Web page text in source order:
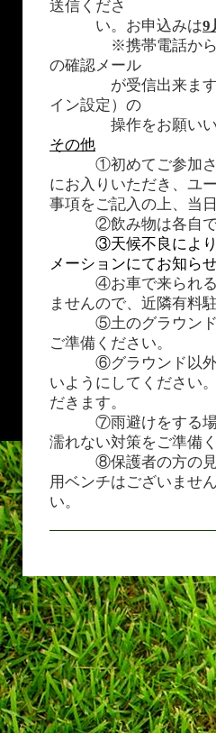
送信くださ
い。お申込みは9
※携帯電話からメー
の確認メール
が受信出来ますよ
イン設定）の
操作をお願いい
その他
①初めてご参加され
にお入りいただき、ユ
事項をご記入の上、当
②飲み物は各自でご
③天候不良により開
メーションにてお知
④お車で来られる保
ませんので、近隣有料
⑤土のグラウンドで
ご準備ください。
⑥グラウンド以外の
いようにしてください
だきます。
⑦雨避けをする場所
濡れない対策をご準備く
⑧保護者の方の見学
用ベンチはございませ
い。